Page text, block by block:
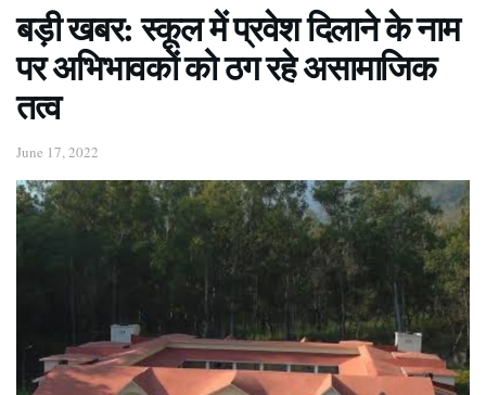
बड़ी खबर: स्कूल में प्रवेश दिलाने के नाम
पर अभिभावकों को ठग रहे असामाजिक
तत्व
June 17, 2022